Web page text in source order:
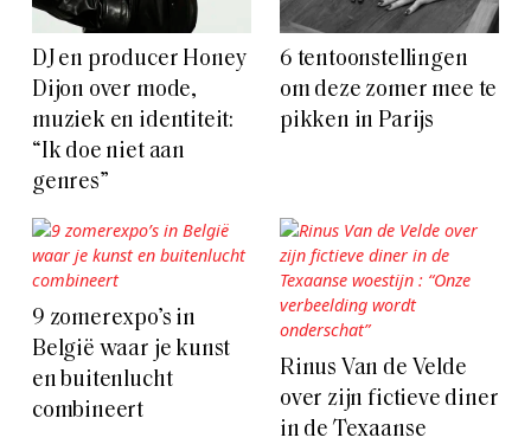
DJ en producer Honey
Dijon over mode,
muziek en identiteit:
“Ik doe niet aan
genres”
6 tentoonstellingen
om deze zomer mee te
pikken in Parijs
9 zomerexpo’s in
België waar je kunst
en buitenlucht
combineert
Rinus Van de Velde
over zijn fictieve diner
in de Texaanse